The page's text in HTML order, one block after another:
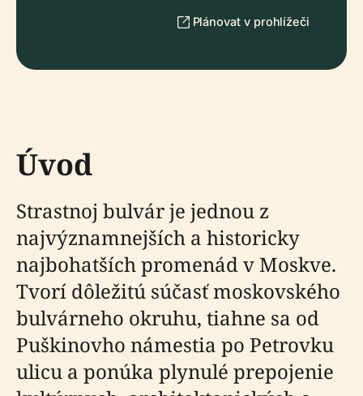
Plánovat v prohlížeči
Úvod
Strastnoj bulvár je jednou z
najvýznamnejších a historicky
najbohatších promenád v Moskve.
Tvorí dôležitú súčasť moskovského
bulvárneho okruhu, tiahne sa od
Puškinovho námestia po Petrovku
ulicu a ponúka plynulé prepojenie